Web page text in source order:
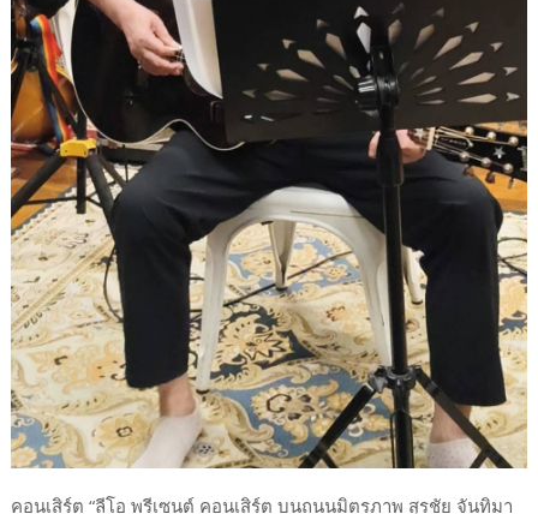
คอนเสิร์ต “ลีโอ พรีเซนต์ คอนเสิร์ต บนถนนมิตรภาพ สุรชัย จันทิมา